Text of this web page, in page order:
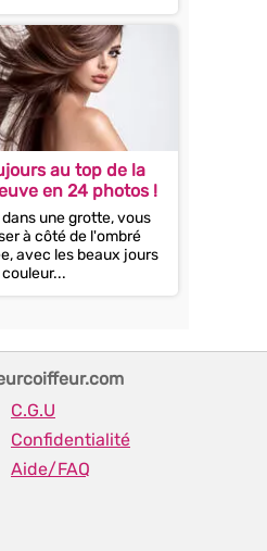
En effet,...
au top de la
en 24 photos !
une grotte, vous
à côté de l'ombré
avec les beaux jours
C.G.U
Confidentialité
Aide/FAQ